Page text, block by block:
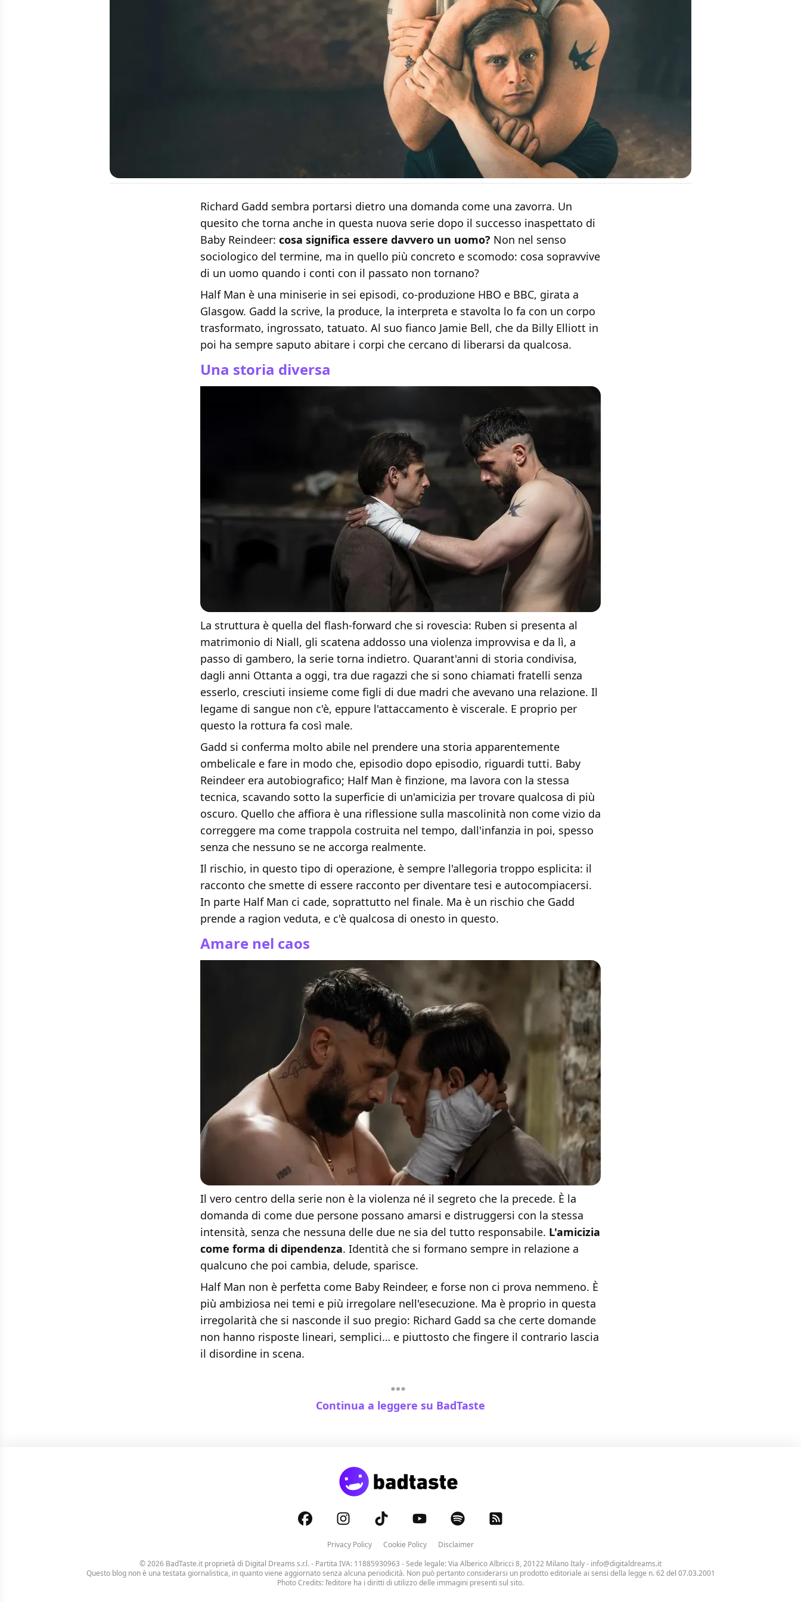
Richard Gadd sembra portarsi dietro una domanda come una zavorra. Un
quesito che torna anche in questa nuova serie dopo il successo inaspettato di
Baby Reindeer: cosa significa essere davvero un uomo? Non nel senso
sociologico del termine, ma in quello più concreto e scomodo: cosa sopravvive
di un uomo quando i conti con il passato non tornano?
Half Man è una miniserie in sei episodi, co-produzione HBO e BBC, girata a
Glasgow. Gadd la scrive, la produce, la interpreta e stavolta lo fa con un corpo
trasformato, ingrossato, tatuato. Al suo fianco Jamie Bell, che da Billy Elliott in
poi ha sempre saputo abitare i corpi che cercano di liberarsi da qualcosa.
Una storia diversa
La struttura è quella del flash-forward che si rovescia: Ruben si presenta al
matrimonio di Niall, gli scatena addosso una violenza improvvisa e da lì, a
passo di gambero, la serie torna indietro. Quarant'anni di storia condivisa,
dagli anni Ottanta a oggi, tra due ragazzi che si sono chiamati fratelli senza
esserlo, cresciuti insieme come figli di due madri che avevano una relazione. Il
legame di sangue non c'è, eppure l'attaccamento è viscerale. E proprio per
questo la rottura fa così male.
Gadd si conferma molto abile nel prendere una storia apparentemente
ombelicale e fare in modo che, episodio dopo episodio, riguardi tutti. Baby
Reindeer era autobiografico; Half Man è finzione, ma lavora con la stessa
tecnica, scavando sotto la superficie di un'amicizia per trovare qualcosa di più
oscuro. Quello che affiora è una riflessione sulla mascolinità non come vizio da
correggere ma come trappola costruita nel tempo, dall'infanzia in poi, spesso
senza che nessuno se ne accorga realmente.
Il rischio, in questo tipo di operazione, è sempre l'allegoria troppo esplicita: il
racconto che smette di essere racconto per diventare tesi e autocompiacersi.
In parte Half Man ci cade, soprattutto nel finale. Ma è un rischio che Gadd
prende a ragion veduta, e c'è qualcosa di onesto in questo.
Amare nel caos
Il vero centro della serie non è la violenza né il segreto che la precede. È la
domanda di come due persone possano amarsi e distruggersi con la stessa
intensità, senza che nessuna delle due ne sia del tutto responsabile. L'amicizia
come forma di dipendenza. Identità che si formano sempre in relazione a
qualcuno che poi cambia, delude, sparisce.
Half Man non è perfetta come Baby Reindeer, e forse non ci prova nemmeno. È
più ambiziosa nei temi e più irregolare nell'esecuzione. Ma è proprio in questa
irregolarità che si nasconde il suo pregio: Richard Gadd sa che certe domande
non hanno risposte lineari, semplici… e piuttosto che fingere il contrario lascia
il disordine in scena.
Continua a leggere su BadTaste
Privacy Policy Cookie Policy
Disclaimer
© 2026 BadTaste.it proprietà di Digital Dreams s.r.l.- Partita IVA: 11885930963 - Sede legale: Via Alberico Albricci 8, 20122 Milano Italy - info@digitaldreams.it
Questo blog non è una testata giornalistica, in quanto viene aggiornato senza alcuna periodicità. Non può pertanto considerarsi un prodotto editoriale ai sensi della legge n. 62 del 07.03.2001
Photo Credits: l’editore ha i diritti di utilizzo delle immagini presenti sul sito.